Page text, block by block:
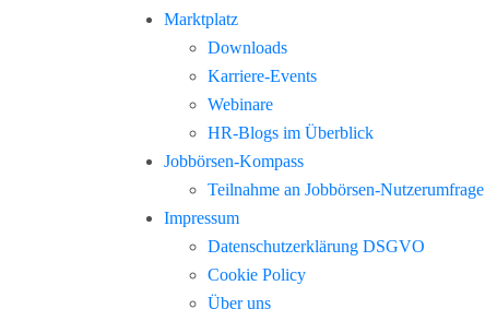
Marktplatz
Downloads
Karriere-Events
Webinare
HR-Blogs im Überblick
Jobbörsen-Kompass
Teilnahme an Jobbörsen-Nutzerumfrage
Impressum
Datenschutzerklärung DSGVO
Cookie Policy
Über uns